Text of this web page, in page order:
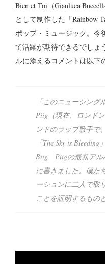
Bien et Toi（Gianluca
として制作した「Rainbow
ポップ・ミュージック。今
て活躍が期待できるでしょ
ルに添えるコメントは以下
「このニューシング
Piig（現在、ロンド
ンドのラップ歌手で
「The Sky is
Biig Piigの最新アル
に書きました。僕た
ーションに二人で取
ことを証明するもの